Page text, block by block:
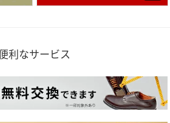
利なサービス